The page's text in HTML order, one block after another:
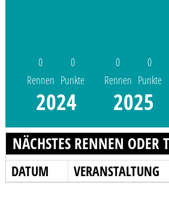
0
Rennen
0
Punkte
2024
0
Rennen
0
Punkte
2025
NÄCHSTES RENNEN ODER
DATUM VERANSTALTUNG